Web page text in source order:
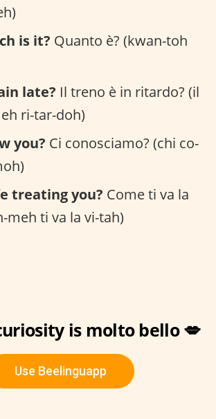
is it? Quanto è? (kwan-toh
late? Il treno è in ritardo? (il
ri-tar-doh)
you? Ci conosciamo? (chi co-
treating you? Come ti va la
meh ti va la vi-tah)
is molto bello 💋
Use Beelinguapp